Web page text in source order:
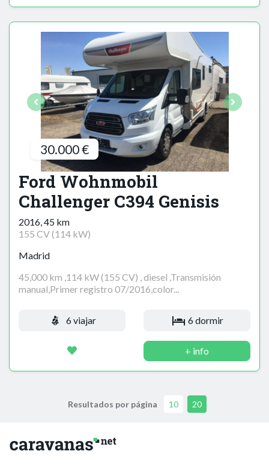
30.000 €
Ford Wohnmobil
Challenger C394 Genisis
2016, 45 km
155 CV (114 kW)
Madrid
45,000 km ,114 kW (155 CV) , diesel ,Transmisión
manual,Primer registro 07/2016,color...
6 viajar 6 dormir
+ info
Resultados por página 10 20